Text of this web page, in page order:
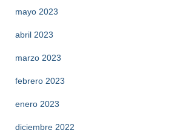
mayo 2023
abril 2023
marzo 2023
febrero 2023
enero 2023
diciembre 2022